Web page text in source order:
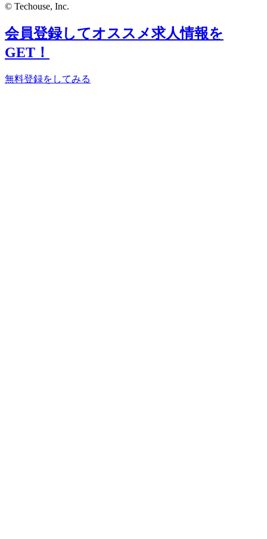
© Techouse, Inc.
会員登録してオススメ求人情報を
GET！
無料登録をしてみる